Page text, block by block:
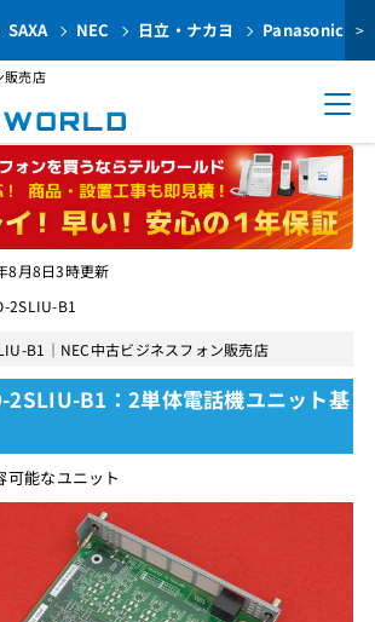
SAXA NEC 日立・ナカヨ Panasonic >
販売店
8月8日3時更新
2SLIU-B1
B1｜NEC中古ビジネスフォン販売店
2SLIU-B1：2単体電話機ユニット基
可能なユニット